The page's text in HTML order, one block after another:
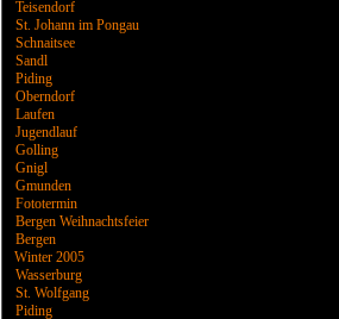
Teisendorf
St. Johann im Pongau
Schnaitsee
Sandl
Piding
Oberndorf
Laufen
Jugendlauf
Golling
Gnigl
Gmunden
Fototermin
Bergen Weihnachtsfeier
Bergen
Winter 2005
Wasserburg
St. Wolfgang
Piding